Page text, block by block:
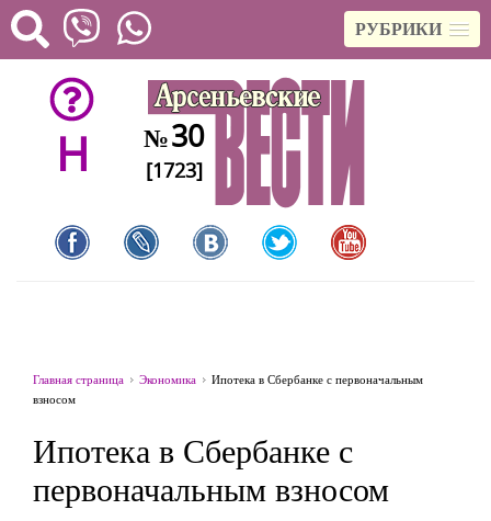
РУБРИКИ
H №30
[1723]
Главная страница Экономика
Ипотека в Сбербанке с первоначальным
взносом
Ипотека в Сбербанке с
первоначальным взносом